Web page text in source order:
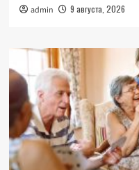
admin 9 августа, 2026